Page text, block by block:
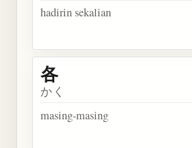
hadirin sekalian
各
かく
masing-masing